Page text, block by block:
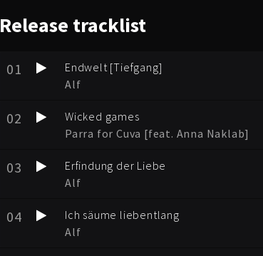
Release tracklist
01
Endwelt [Tiefgang]
Alf
02
Wicked games
Parra for Cuva [feat. Anna Naklab]
03
Erfindung der Liebe
Alf
04
Ich säume liebentlang
Alf